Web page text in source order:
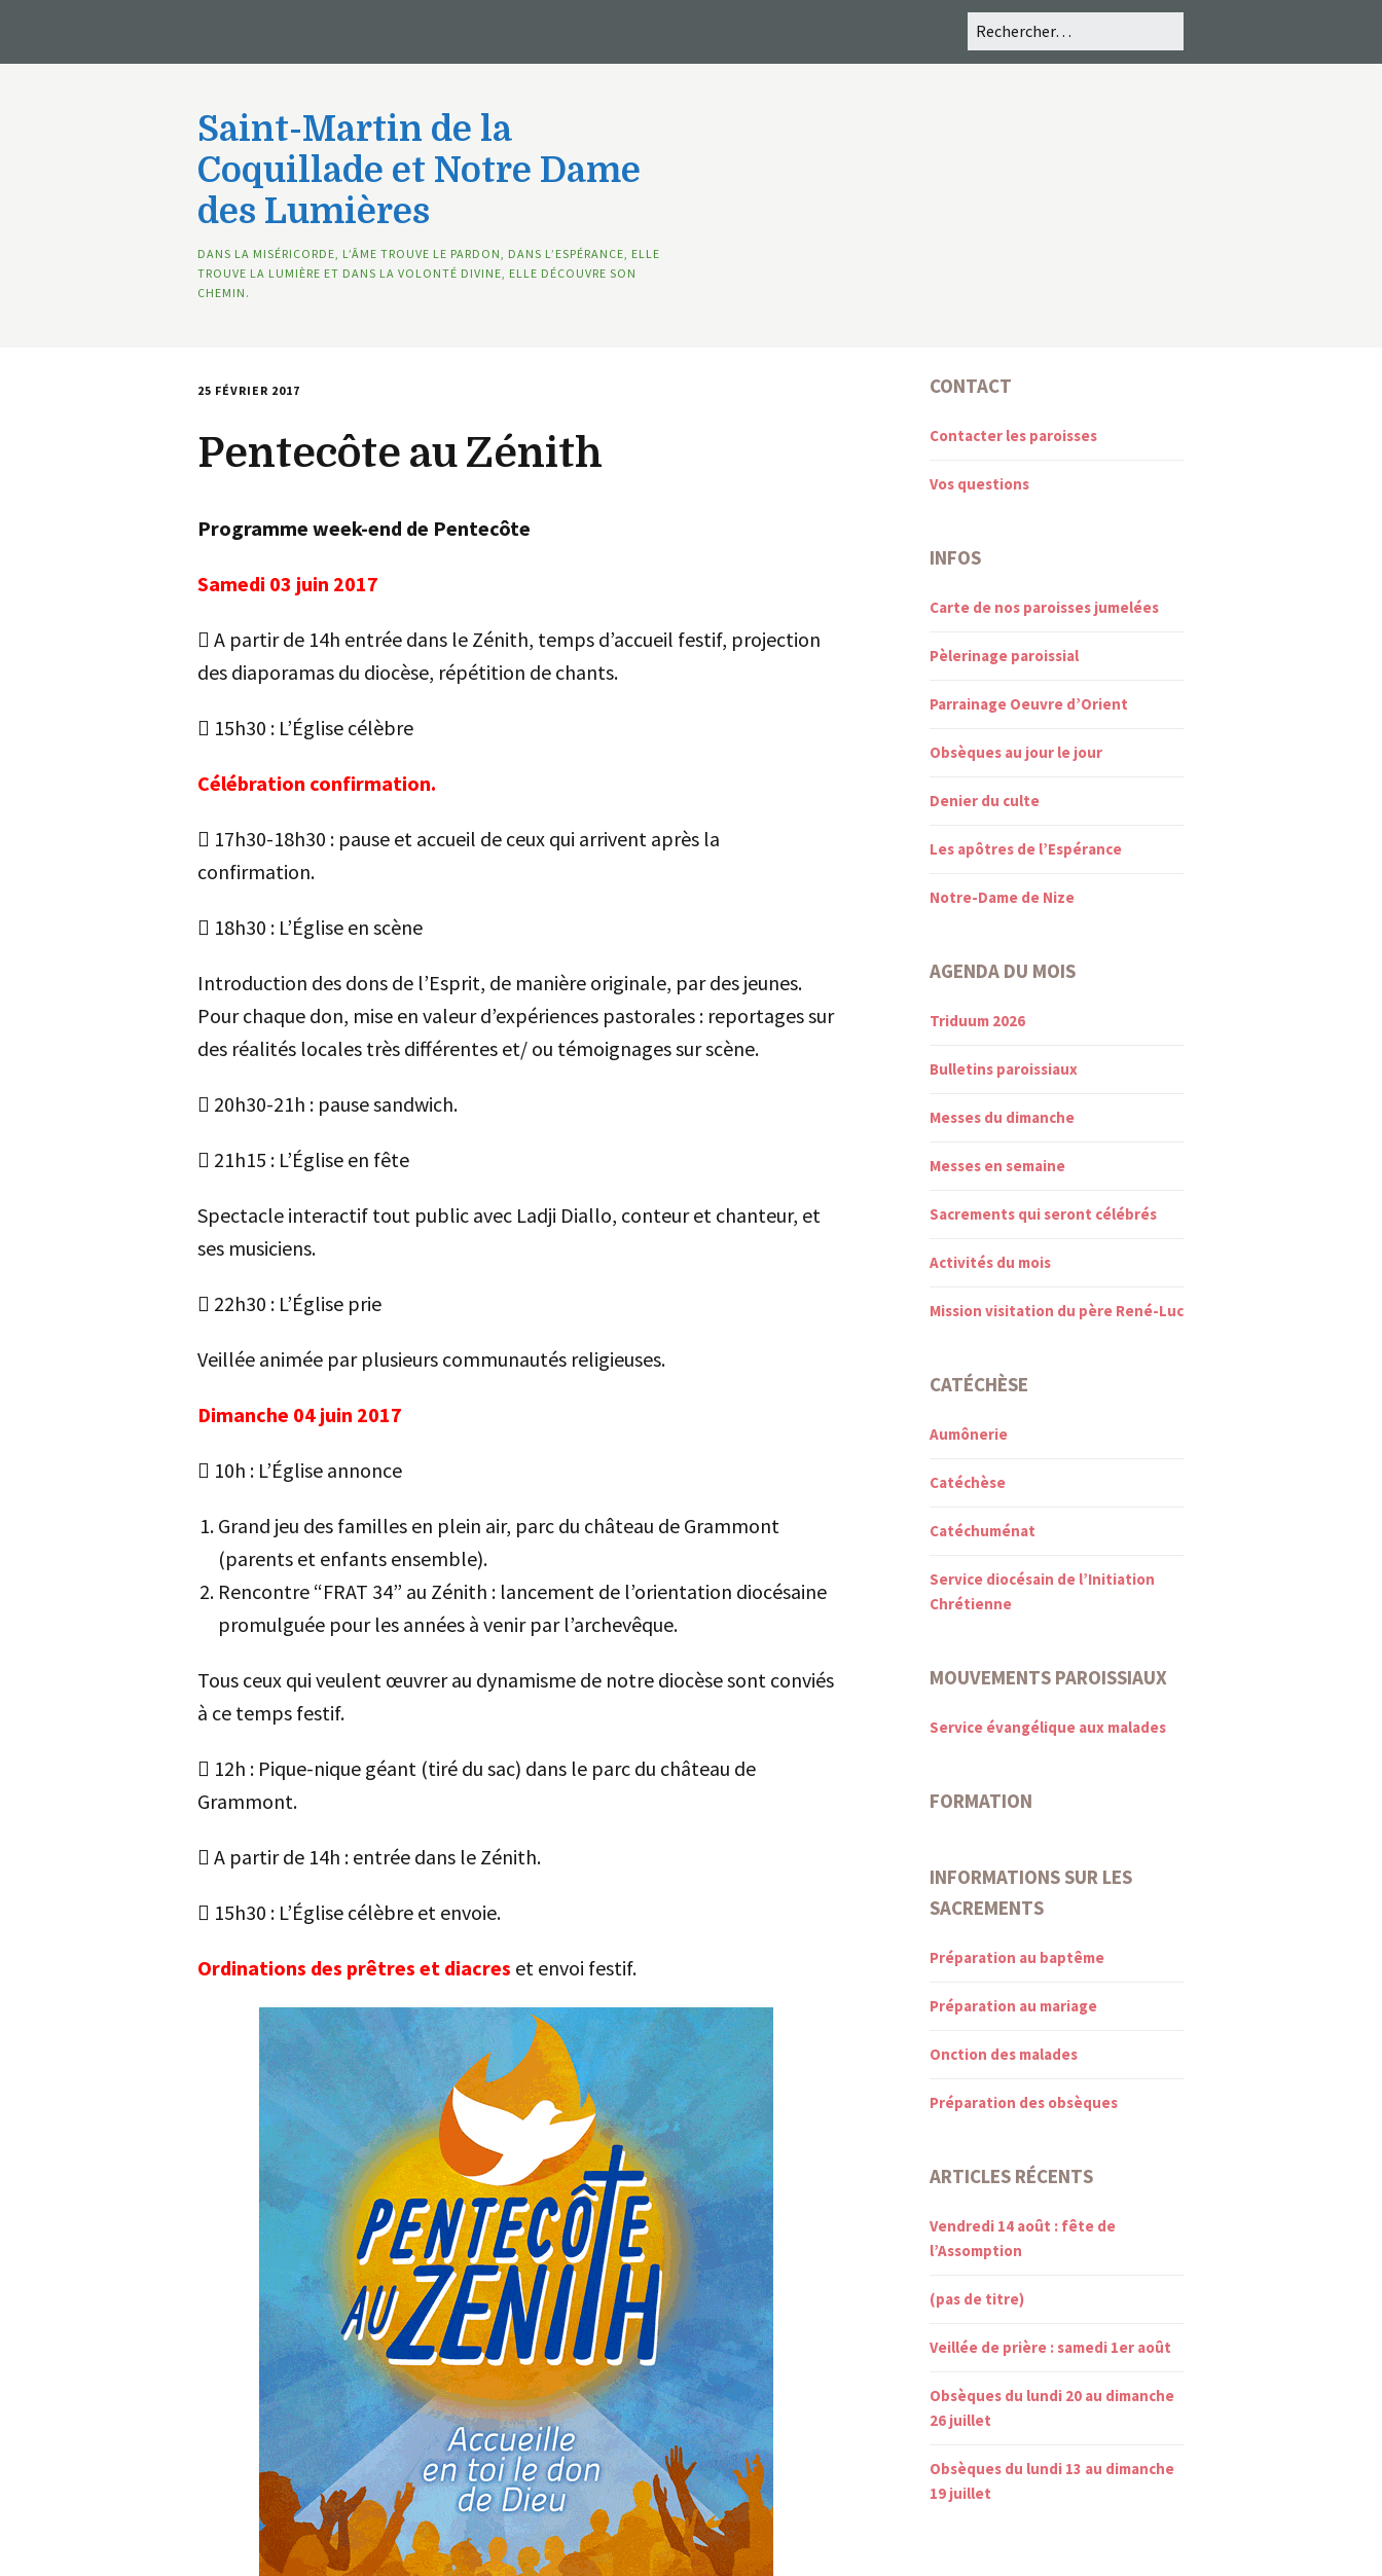
Saint-Martin de la
Coquillade et Notre Dame
des Lumières
DANS LA MISÉRICORDE, L’ÂME TROUVE LE PARDON, DANS L’ESPÉRANCE, ELLE
TROUVE LA LUMIÈRE ET DANS LA VOLONTÉ DIVINE, ELLE DÉCOUVRE SON
CHEMIN.
25 FÉVRIER 2017
Pentecôte au Zénith
Programme week-end de Pentecôte
Samedi 03 juin 2017
 A partir de 14h entrée dans le Zénith, temps d’accueil festif, projection
des diaporamas du diocèse, répétition de chants.
 15h30 : L’Église célèbre
Célébration confirmation.
 17h30-18h30 : pause et accueil de ceux qui arrivent après la
confirmation.
 18h30 : L’Église en scène
Introduction des dons de l’Esprit, de manière originale, par des jeunes.
Pour chaque don, mise en valeur d’expériences pastorales : reportages sur
des réalités locales très différentes et/ ou témoignages sur scène.
 20h30-21h : pause sandwich.
 21h15 : L’Église en fête
Spectacle interactif tout public avec Ladji Diallo, conteur et chanteur, et
ses musiciens.
 22h30 : L’Église prie
Veillée animée par plusieurs communautés religieuses.
Dimanche 04 juin 2017
 10h : L’Église annonce
Grand jeu des familles en plein air, parc du château de Grammont
(parents et enfants ensemble).
Rencontre “FRAT 34” au Zénith : lancement de l’orientation diocésaine
promulguée pour les années à venir par l’archevêque.
Tous ceux qui veulent œuvrer au dynamisme de notre diocèse sont conviés
à ce temps festif.
 12h : Pique-nique géant (tiré du sac) dans le parc du château de
Grammont.
 A partir de 14h : entrée dans le Zénith.
 15h30 : L’Église célèbre et envoie.
Ordinations des prêtres et diacres et envoi festif.
CONTACT
Contacter les paroisses
Vos questions
INFOS
Carte de nos paroisses jumelées
Pèlerinage paroissial
Parrainage Oeuvre d’Orient
Obsèques au jour le jour
Denier du culte
Les apôtres de l’Espérance
Notre-Dame de Nize
AGENDA DU MOIS
Triduum 2026
Bulletins paroissiaux
Messes du dimanche
Messes en semaine
Sacrements qui seront célébrés
Activités du mois
Mission visitation du père René-Luc
CATÉCHÈSE
Aumônerie
Catéchèse
Catéchuménat
Service diocésain de l’Initiation
Chrétienne
MOUVEMENTS PAROISSIAUX
Service évangélique aux malades
FORMATION
INFORMATIONS SUR LES
SACREMENTS
Préparation au baptême
Préparation au mariage
Onction des malades
Préparation des obsèques
ARTICLES RÉCENTS
Vendredi 14 août : fête de
l’Assomption
(pas de titre)
Veillée de prière : samedi 1er août
Obsèques du lundi 20 au dimanche
26 juillet
Obsèques du lundi 13 au dimanche
19 juillet